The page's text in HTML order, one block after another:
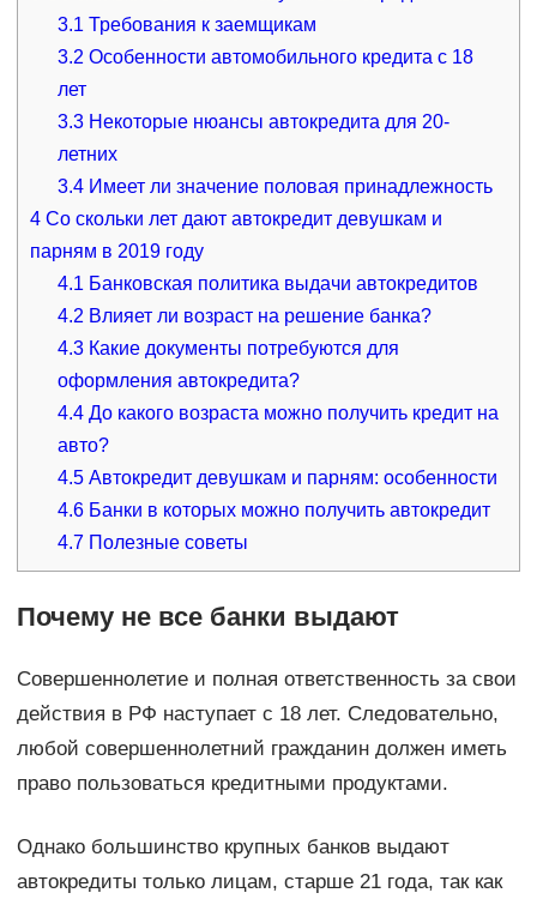
3.1 Требования к заемщикам
3.2 Особенности автомобильного кредита с 18
лет
3.3 Некоторые нюансы автокредита для 20-
летних
3.4 Имеет ли значение половая принадлежность
4Со скольки лет дают автокредит девушкам и
парням в 2019 году
4.1 Банковская политика выдачи автокредитов
4.2 Влияет ли возраст на решение банка?
4.3 Какие документы потребуются для
оформления автокредита?
4.4 До какого возраста можно получить кредит на
авто?
4.5 Автокредит девушкам и парням: особенности
4.6 Банки в которых можно получить автокредит
4.7 Полезные советы
Почему не все банки выдают
Совершеннолетие и полная ответственность за свои
действия в РФ наступает с 18 лет. Следовательно,
любой совершеннолетний гражданин должен иметь
право пользоваться кредитными продуктами.
Однако большинство крупных банков выдают
автокредиты только лицам, старше 21 года, так как